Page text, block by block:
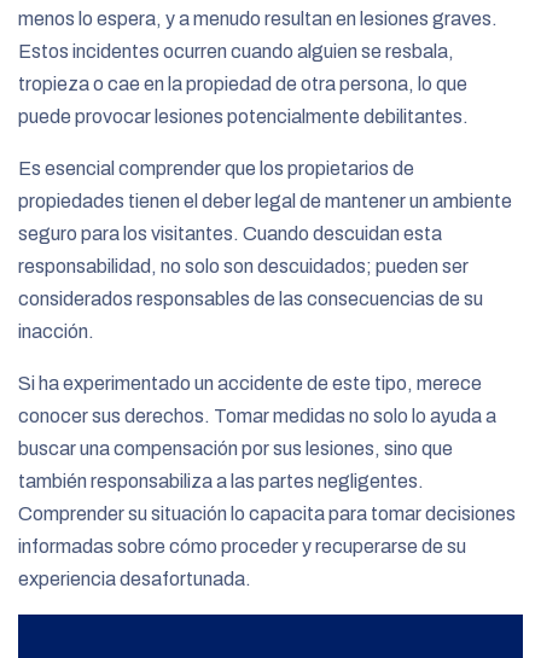
menos lo espera, y a menudo resultan en lesiones graves.
Estos incidentes ocurren cuando alguien se resbala,
tropieza o cae en la propiedad de otra persona, lo que
puede provocar lesiones potencialmente debilitantes.
Es esencial comprender que los propietarios de
propiedades tienen el deber legal de mantener un ambiente
seguro para los visitantes. Cuando descuidan esta
responsabilidad, no solo son descuidados; pueden ser
considerados responsables de las consecuencias de su
inacción.
Si ha experimentado un accidente de este tipo, merece
conocer sus derechos. Tomar medidas no solo lo ayuda a
buscar una compensación por sus lesiones, sino que
también responsabiliza a las partes negligentes.
Comprender su situación lo capacita para tomar decisiones
informadas sobre cómo proceder y recuperarse de su
experiencia desafortunada.